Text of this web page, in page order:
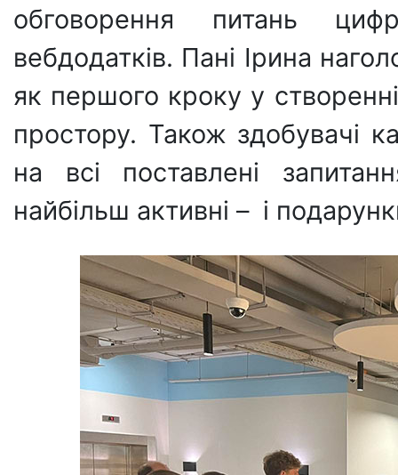
обговорення питань
вебдодатків. Пані Ірина
як першого кроку у
простору. Також здобувачі
на всі поставлені
найбільш активні – і